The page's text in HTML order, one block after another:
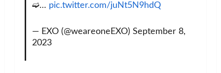
➫… pic.twitter.com/juNt5N9hdQ
— EXO (@weareoneEXO) September 8,
2023